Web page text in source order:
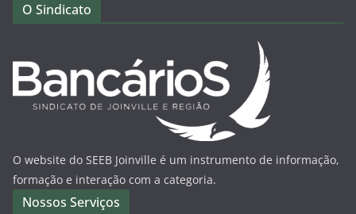
O Sindicato
O website do SEEB Joinville é um instrumento de informação,
formação e interação com a categoria.
Nossos Serviços